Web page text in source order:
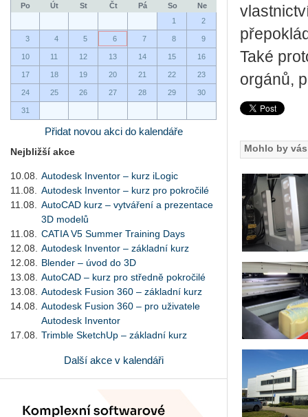
Po Út St Čt Pá So
Ne
1
2
3 4 5 6 7 8 9
10 11 12 13 14 15 16
17 18 19 20 21 22 23
24 25 26 27 28 29 30
31
Přidat novou akci do kalendáře
Nejbližší akce
10.08.
Autodesk Inventor – kurz iLogic
11.08.
Autodesk Inventor – kurz pro pokročilé
11.08.
AutoCAD kurz – vytváření a prezentace
3D modelů
11.08.
CATIA V5 Summer Training Days
12.08.
Autodesk Inventor – základní kurz
12.08.
Blender – úvod do 3D
13.08.
AutoCAD – kurz pro středně pokročilé
13.08.
Autodesk Fusion 360 – základní kurz
14.08.
Autodesk Fusion 360 – pro uživatele
Autodesk Inventor
17.08.
Trimble SketchUp – základní kurz
Další akce v kalendáři
Také
orgánů,
Mohlo by